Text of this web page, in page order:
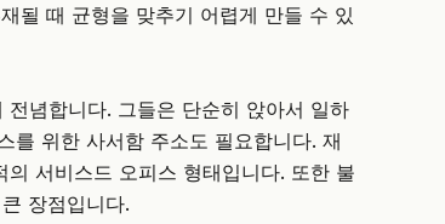
될 때 균형을 맞추기 어렵게 만들 수 있
념합니다. 그들은 단순히 앉아서 일하
를 위한 사서함 주소도 필요합니다. 재
서비스드 오피스 형태입니다. 또한 불
장점입니다.